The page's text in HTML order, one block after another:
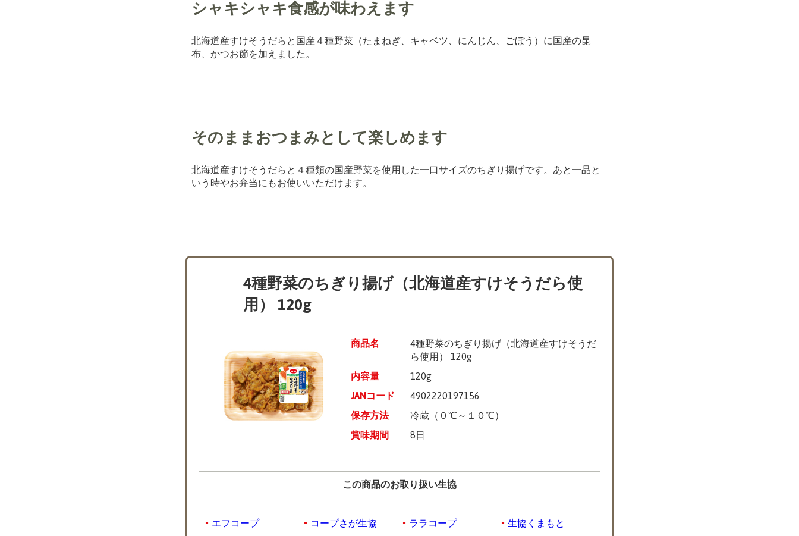
シャキシャキ食感が味わえます
北海道産すけそうだらと国産４種野菜（たまねぎ、キャベツ、にんじん、ごぼう）に国産の昆
布、かつお節を加えました。
そのままおつまみとして楽しめます
北海道産すけそうだらと４種類の国産野菜を使用した一口サイズのちぎり揚げです。あと一品と
いう時やお弁当にもお使いいただけます。
4種野菜のちぎり揚げ（北海道産すけそうだら使
用） 120g
商品名
4種野菜のちぎり揚げ（北海道産すけそうだ
ら使用） 120g
内容量
120g
JANコード
4902220197156
保存方法
冷蔵（０℃～１０℃）
賞味期間
8日
この商品のお取り扱い生協
エフコープ コープさが生協 ララコープ
生協くまもと